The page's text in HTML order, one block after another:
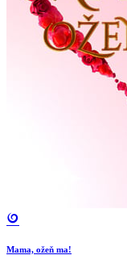
Mama, ožeň ma!